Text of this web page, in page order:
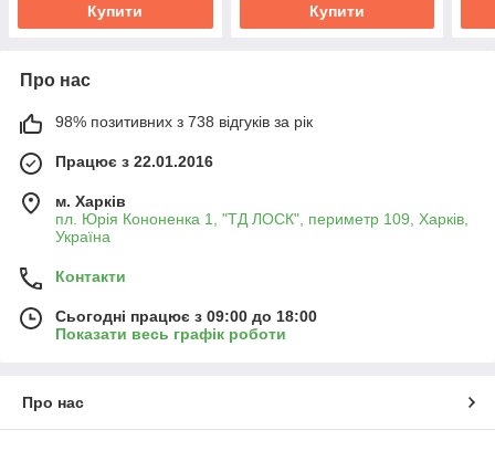
Купити Купити
Про нас
98% позитивних з 738 відгуків за рік
Працює з 22.01.2016
м. Харків
пл. Юрія Кононенка 1, "ТД ЛОСК", периметр 109, Харків,
Україна
Контакти
Сьогодні працює з 09:00 до 18:00
Показати весь графік роботи
Про нас